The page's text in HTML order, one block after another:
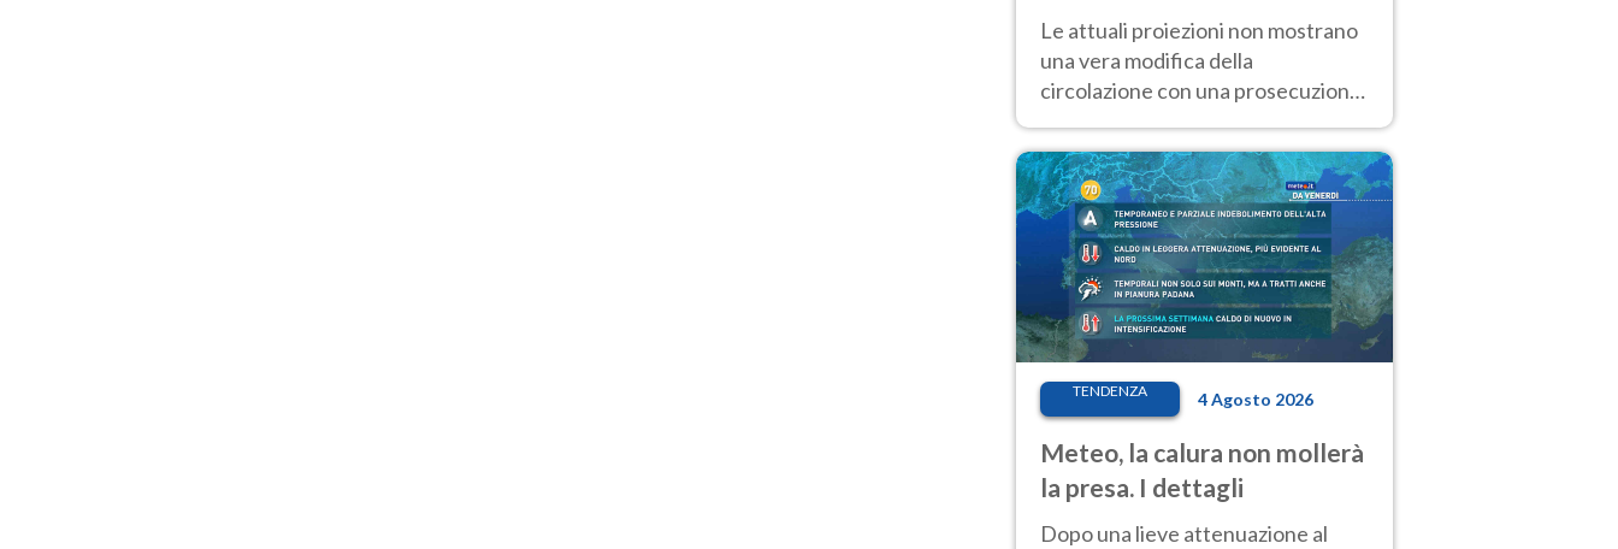
Le attuali proiezioni non mostrano
una vera modifica della
circolazione con una prosecuzione
giorni, compresa la settimana di
Ferragosto
TENDENZA 4 Agosto 2026
Meteo, la calura non mollerà
la presa. I dettagli
Dopo una lieve attenuazione al